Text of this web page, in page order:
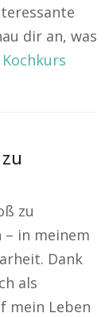
dir an, was
Kochkurs
zu
– in meinem
Dank
als
mein Leben